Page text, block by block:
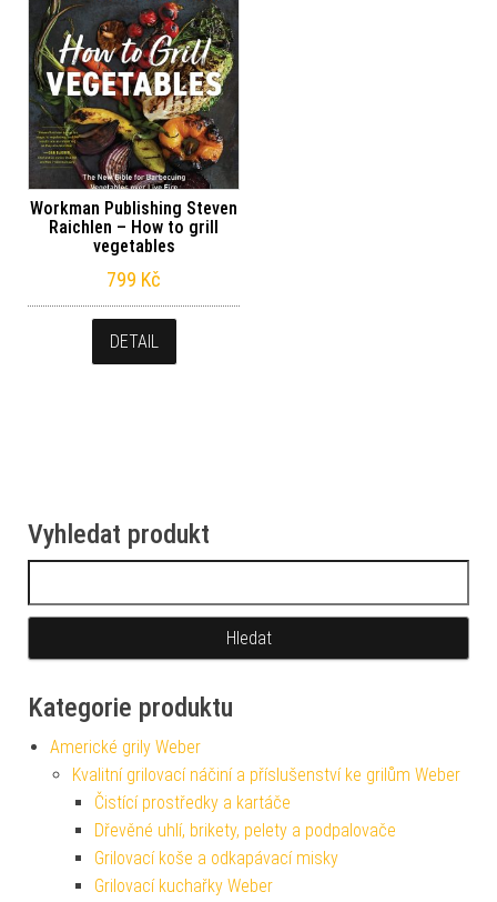
Workman Publishing Steven
Raichlen – How to grill
vegetables
799 Kč
DETAIL
Vyhledat produkt
Kategorie produktu
Americké grily Weber
Kvalitní grilovací náčiní a příslušenství ke grilům Weber
Čistící prostředky a kartáče
Dřevěné uhlí, brikety, pelety a podpalovače
Grilovací koše a odkapávací misky
Grilovací kuchařky Weber